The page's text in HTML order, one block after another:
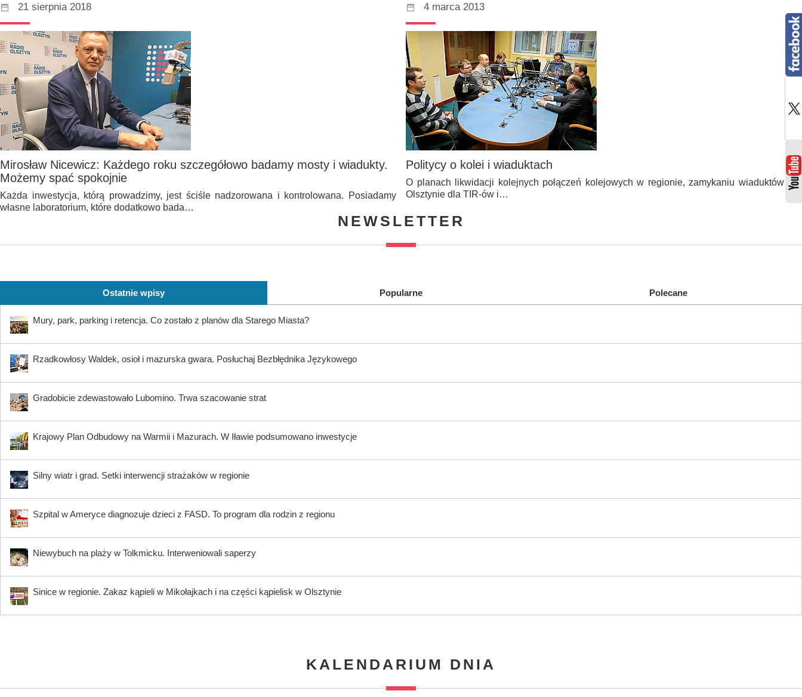
21 sierpnia 2018
Mirosław Nicewicz: Każdego roku szczegółowo badamy mosty i wiadukty.
Możemy spać spokojnie
Każda inwestycja, którą prowadzimy, jest ściśle nadzorowana i kontrolowana. Posiadamy
własne laboratorium, które dodatkowo bada…
4 marca 2013
Politycy o kolei i wiaduktach
O planach likwidacji kolejnych połączeń kolejowych w regionie, zamykaniu wiaduktów w
Olsztynie dla TIR-ów i…
NEWSLETTER
Ostatnie wpisy Popularne Polecane
Mury, park, parking i retencja. Co zostało z planów dla Starego Miasta?
Rzadkowłosy Waldek, osioł i mazurska gwara. Posłuchaj Bezbłędnika Językowego
Gradobicie zdewastowało Lubomino. Trwa szacowanie strat
Krajowy Plan Odbudowy na Warmii i Mazurach. W Iławie podsumowano inwestycje
Silny wiatr i grad. Setki interwencji strażaków w regionie
Szpital w Ameryce diagnozuje dzieci z FASD. To program dla rodzin z regionu
Niewybuch na plaży w Tolkmicku. Interweniowali saperzy
Sinice w regionie. Zakaz kąpieli w Mikołajkach i na części kąpielisk w Olsztynie
KALENDARIUM DNIA